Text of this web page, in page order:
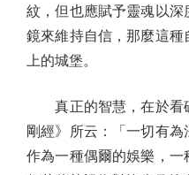
紋，但也應賦予靈魂以
鏡來維持自信，那麼這
上的城堡。
真正的智慧，在於看
剛經》所云：「一切有
作為一種偶爾的娛樂，一